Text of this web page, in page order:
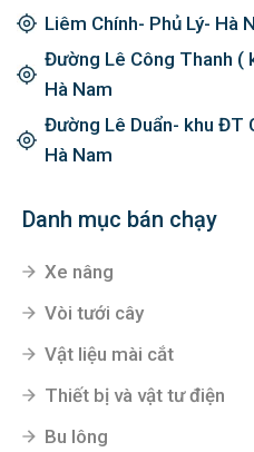
Liêm Chính- Phủ Lý- Hà
Đường Lê Công Thanh (
Hà Nam
Đường Lê Duẩn- khu ĐT
Hà Nam
Danh mục bán chạy
Xe nâng
Vòi tưới cây
Vật liệu mài cắt
Thiết bị và vật tư điện
Bu lông